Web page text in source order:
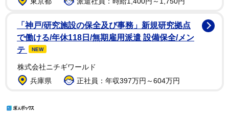
「神戸/研究施設の保全及び事務」新規研究拠点
で働ける/年休118日/無期雇用派遣 設備保全/メン
テ
NEW
株式会社ニチギワールド
兵庫県
正社員：年収397万円～604万円